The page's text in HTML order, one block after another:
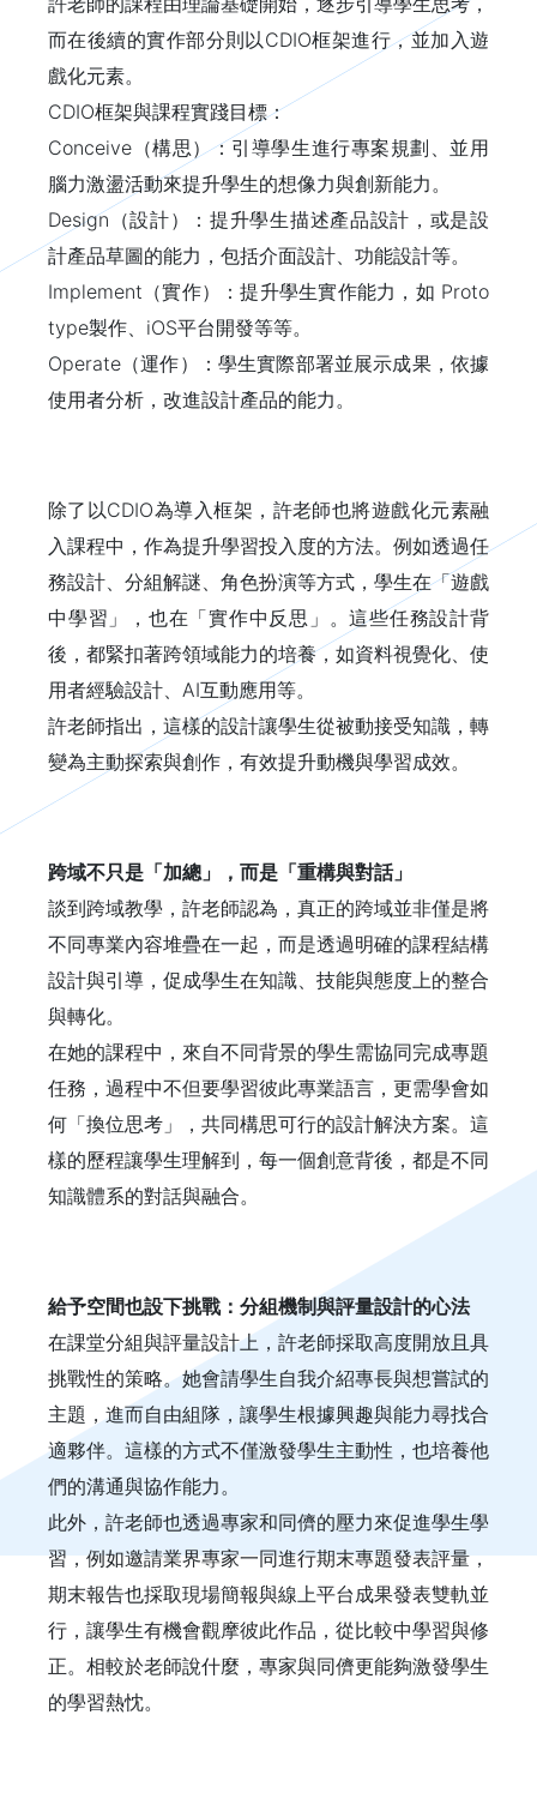
而在後續的實作部分則以CDIO框架進行，並加入遊
戲化元素。
CDIO框架與課程實踐目標：
Conceive（構思）：引導學生進行專案規劃、並用
腦力激盪活動來提升學生的想像力與創新能力。
Design（設計）：提升學生描述產品設計，或是設
計產品草圖的能力，包括介面設計、功能設計等。
Implement（實作）：提升學生實作能力，如 Proto
type製作、iOS平台開發等等。
Operate（運作）：學生實際部署並展示成果，依據
使用者分析，改進設計產品的能力。
除了以CDIO為導入框架，許老師也將遊戲化元素融
入課程中，作為提升學習投入度的方法。例如透過任
務設計、分組解謎、角色扮演等方式，學生在「遊戲
中學習」，也在「實作中反思」。這些任務設計背
後，都緊扣著跨領域能力的培養，如資料視覺化、使
用者經驗設計、AI互動應用等。
許老師指出，這樣的設計讓學生從被動接受知識，轉
變為主動探索與創作，有效提升動機與學習成效。
跨域不只是「加總」，而是「重構與對話」
談到跨域教學，許老師認為，真正的跨域並非僅是將
不同專業內容堆疊在一起，而是透過明確的課程結構
設計與引導，促成學生在知識、技能與態度上的整合
與轉化。
在她的課程中，來自不同背景的學生需協同完成專題
任務，過程中不但要學習彼此專業語言，更需學會如
何「換位思考」，共同構思可行的設計解決方案。這
樣的歷程讓學生理解到，每一個創意背後，都是不同
知識體系的對話與融合。
給予空間也設下挑戰：分組機制與評量設計的心法
在課堂分組與評量設計上，許老師採取高度開放且具
挑戰性的策略。她會請學生自我介紹專長與想嘗試的
主題，進而自由組隊，讓學生根據興趣與能力尋找合
適夥伴。這樣的方式不僅激發學生主動性，也培養他
們的溝通與協作能力。
此外，許老師也透過專家和同儕的壓力來促進學生學
習，例如邀請業界專家一同進行期末專題發表評量，
期末報告也採取現場簡報與線上平台成果發表雙軌並
行，讓學生有機會觀摩彼此作品，從比較中學習與修
正。相較於老師說什麼，專家與同儕更能夠激發學生
的學習熱忱。